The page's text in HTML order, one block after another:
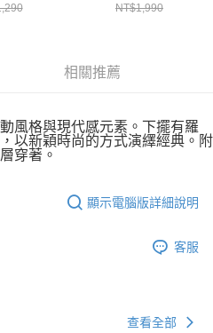
NT$1,990
相關推薦
風格與現代感元素。下擺有羅
以新穎時尚的方式演繹經典。附
穿著。
顯示電腦版詳細說明
客服
查看全部